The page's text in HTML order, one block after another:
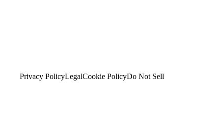
Privacy PolicyLegalCookie PolicyDo Not Sell